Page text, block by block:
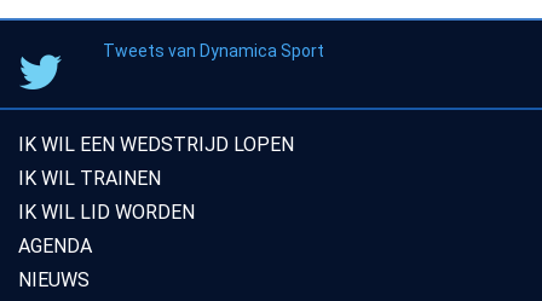
Tweets van Dynamica Sport
IK WIL EEN WEDSTRIJD LOPEN
IK WIL TRAINEN
IK WIL LID WORDEN
AGENDA
NIEUWS